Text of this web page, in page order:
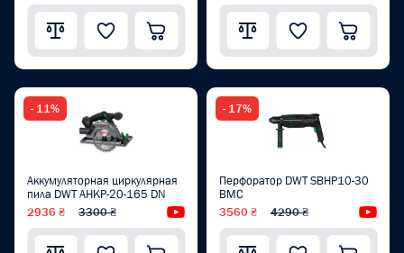
- 11%
Аккумуляторная циркулярная
пила DWT AHKP-20-165 DN
2936 ₴ 3300 ₴ Видеообзор
- 17%
Перфоратор DWT SBHP10-30
BMC
3560 ₴ 4290 ₴